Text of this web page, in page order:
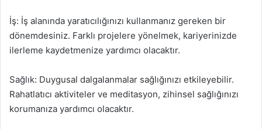
İş: İş alanında yaratıcılığınızı kullanmanız gereken bir
dönemdesiniz. Farklı projelere yönelmek, kariyerinizde
ilerleme kaydetmenize yardımcı olacaktır.
Sağlık: Duygusal dalgalanmalar sağlığınızı etkileyebilir.
Rahatlatıcı aktiviteler ve meditasyon, zihinsel sağlığınızı
korumanıza yardımcı olacaktır.